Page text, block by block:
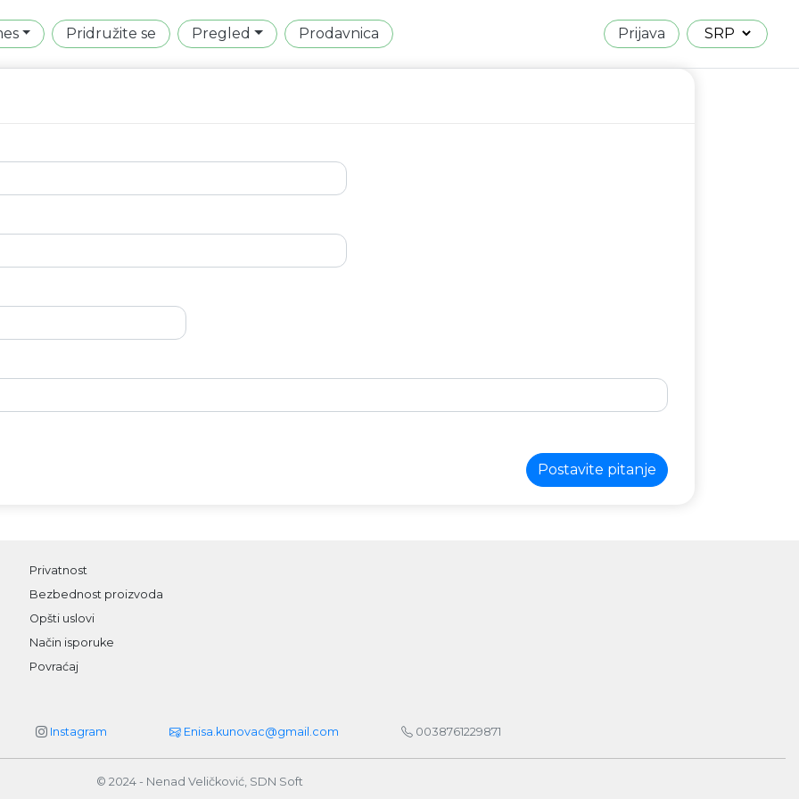
Prijava
Pridružite se Pregled Prodavnica
Postavite pitanje
Privatnost
Bezbednost proizvoda
Opšti uslovi
Način isporuke
Povraćaj
Instagram Enisa.kunovac@gmail.com 0038761229871
© 2024 - Nenad Veličković, SDN Soft